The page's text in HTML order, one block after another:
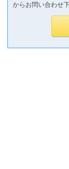
からお問い合わせ下